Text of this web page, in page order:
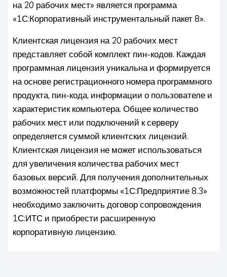
на 20 рабочих мест» является программа
«1С:Корпоративный инструментальный пакет 8».
Клиентская лицензия на 20 рабочих мест
представляет собой комплект пин-кодов. Каждая
программная лицензия уникальна и формируется
на основе регистрационного номера программного
продукта, пин-кода, информации о пользователе и
характеристик компьютера. Общее количество
рабочих мест или подключений к серверу
определяется суммой клиентских лицензий.
Клиентская лицензия не может использоваться
для увеличения количества рабочих мест
базовых версий. Для получения дополнительных
возможностей платформы «1С:Предприятие 8.3»
необходимо заключить договор сопровождения
1С:ИТС и приобрести расширенную
корпоративную лицензию.